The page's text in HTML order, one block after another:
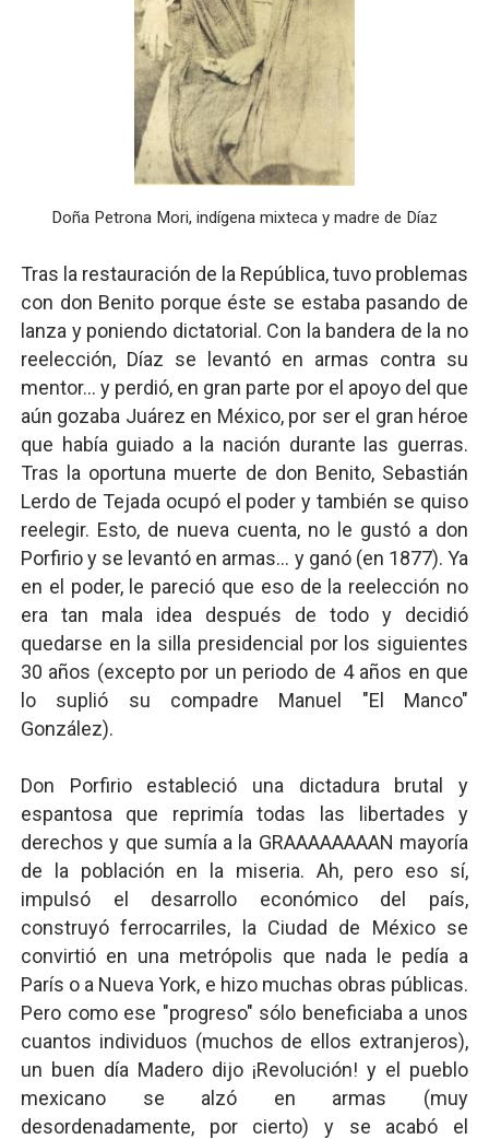
Doña Petrona Mori, indígena mixteca y madre de Díaz
Tras la restauración de la República, tuvo problemas
con don Benito porque éste se estaba pasando de
lanza y poniendo dictatorial. Con la bandera de la no
reelección, Díaz se levantó en armas contra su
mentor... y perdió, en gran parte por el apoyo del que
aún gozaba Juárez en México, por ser el gran héroe
que había guiado a la nación durante las guerras.
Tras la oportuna muerte de don Benito, Sebastián
Lerdo de Tejada ocupó el poder y también se quiso
reelegir. Esto, de nueva cuenta, no le gustó a don
Porfirio y se levantó en armas... y ganó (en 1877). Ya
en el poder, le pareció que eso de la reelección no
era tan mala idea después de todo y decidió
quedarse en la silla presidencial por los siguientes
30 años (excepto por un periodo de 4 años en que
lo suplió su compadre Manuel "El Manco"
González).
Don Porfirio estableció una dictadura brutal y
espantosa que reprimía todas las libertades y
derechos y que sumía a la GRAAAAAAAAN mayoría
de la población en la miseria. Ah, pero eso sí,
impulsó el desarrollo económico del país,
construyó ferrocarriles, la Ciudad de México se
convirtió en una metrópolis que nada le pedía a
París o a Nueva York, e hizo muchas obras públicas.
Pero como ese "progreso" sólo beneficiaba a unos
cuantos individuos (muchos de ellos extranjeros),
un buen día Madero dijo ¡Revolución! y el pueblo
mexicano se alzó en armas (muy
desordenadamente, por cierto) y se acabó el